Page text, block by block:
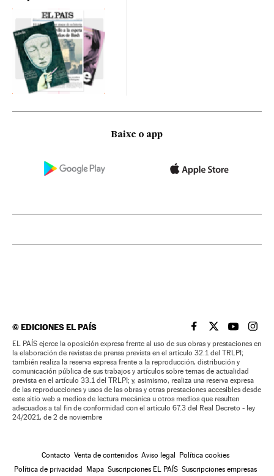
Baixe o app
©EDICIONES EL PAÍS EL PAÍS BRASIL EN
EL PAÍSEL PAÍS
EL
EL PAÍS ejerce la oposición expresa frente al uso de sus obras y prestaciones en
la elaboración de revistas de prensa prevista en el artículo 32.1 del TRLPI;
también realiza la reserva expresa frente a la reproducción, distribución y
comunicación pública de sus trabajos y artículos sobre temas de actualidad
prevista en el artículo 33.1 del TRLPI; y, asimismo, realiza una reserva expresa
de las reproducciones y usos de las obras y otras prestaciones accesibles desde
este sitio web a medios de lectura mecánica u otros medios que resulten
adecuados a tal fin de conformidad con el artículo 67.3 del Real Decreto - ley
24/2021, de 2 de noviembre
Contacto Venta de contenidos Aviso legal Política cookies
Política de privacidad Mapa Suscripciones EL PAÍS Suscripciones empresas